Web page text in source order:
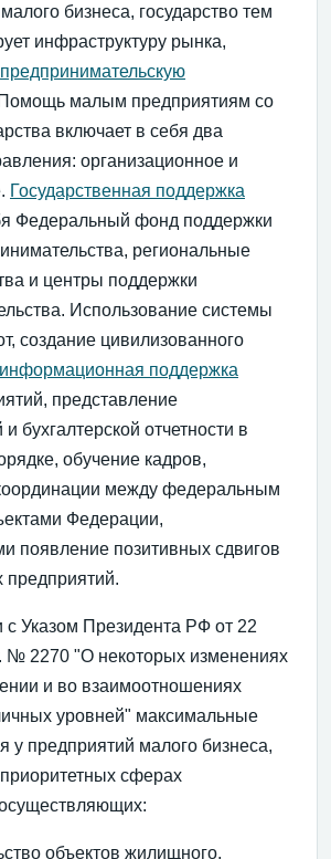
бизнеса, государство тем
инфраструктуру рынка,
предпринимательскую
малым предприятиям со
включает в себя два
организационное и
Государственная поддержка
Федеральный фонд поддержки
региональные
и центры поддержки
Использование системы
создание цивилизованного
информационная поддержка
представление
и бухгалтерской отчетности в
обучение кадров,
между федеральным
Федерации,
появление позитивных сдвигов
с Указом Президента РФ от 22
№ 2270 "О некоторых изменениях
и во взаимоотношениях
уровней" максимальные
у предприятий малого бизнеса,
сферах
объектов жилищного,